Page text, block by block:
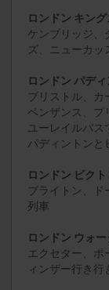
ロンドン キン
ケンブリッジ、
ズ、ニューカッ
ロンドン パデ
ブリストル、カ
ペンザンス、プ
ユーレイルパス
パディントンと
ロンドン ビク
ブライトン、
列車
ロンドン ウォ
エクセター、ポ
ィンザー行き行